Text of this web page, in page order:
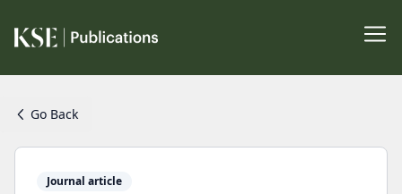
Go Back
Journal article